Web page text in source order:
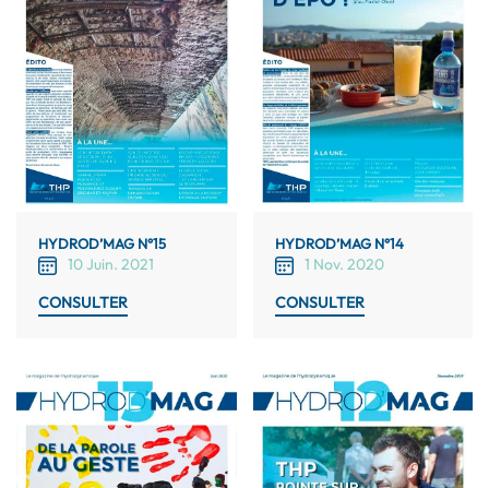
HYDROD’MAG N°15
10 Juin. 2021
CONSULTER
HYDROD’MAG N°14
1 Nov. 2020
CONSULTER